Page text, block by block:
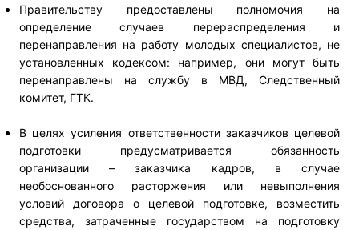
Правительству предоставлены полномочия на
определение случаев перераспределения и
перенаправления на работу молодых специалистов, не
установленных кодексом: например, они могут быть
перенаправлены на службу в МВД, Следственный
комитет, ГТК.
В целях усиления ответственности заказчиков целевой
подготовки предусматривается обязанность
организации – заказчика кадров, в случае
необоснованного расторжения или невыполнения
условий договора о целевой подготовке, возместить
средства, затраченные государством на подготовку